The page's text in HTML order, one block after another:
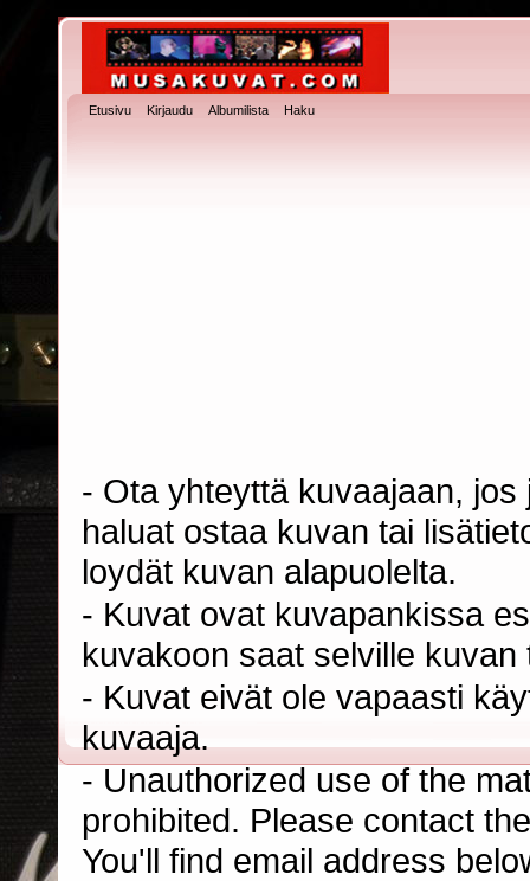
Etusivu Kirjaudu Albumilista Haku
- Ota yhteyttä kuvaajaan,
haluat ostaa kuvan tai
loydät kuvan alapuolelta.
- Kuvat ovat kuvapankissa
kuvakoon saat selville
- Kuvat eivät ole vapaasti
kuvaaja.
- Unauthorized use of the
prohibited. Please contact
You'll find email address